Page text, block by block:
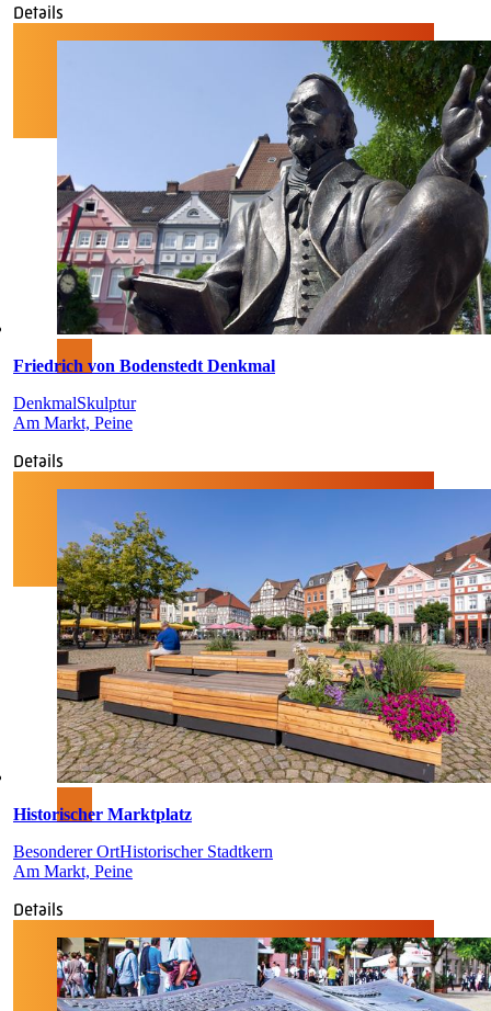
Details
Friedrich von Bodenstedt Denkmal
DenkmalSkulptur
Am Markt, Peine
Details
Historischer Marktplatz
Besonderer OrtHistorischer Stadtkern
Am Markt, Peine
Details